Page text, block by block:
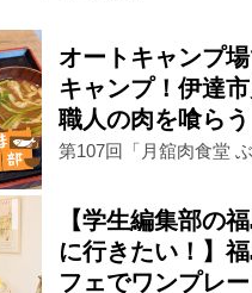
オートキャンプ
キャンプ！伊達
職人の肉を喰らう
第107回「月舘肉食堂 ぶ
【学生編集部の
に行きたい！】
フェでワンプレ